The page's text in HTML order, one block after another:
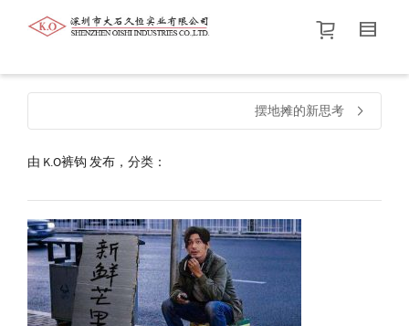
帮我查找新的衬衫尺码
价格介于
默认品牌.
摆地摊的新思考
由 K.O裤钩 发布，分类：